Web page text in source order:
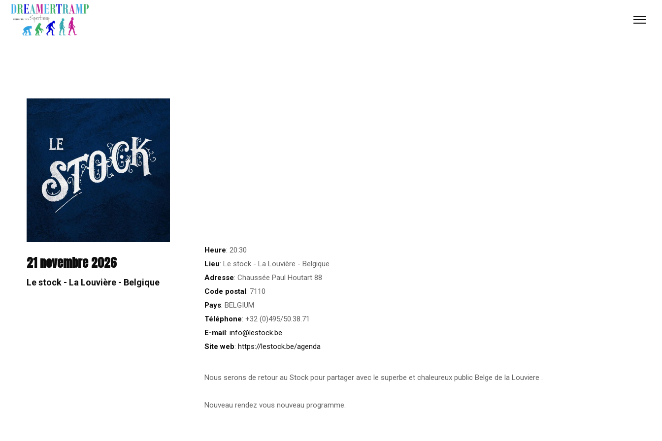
21 novembre 2026
Le stock - La Louvière - Belgique
Heure: 20:30
Lieu: Le stock - La Louvière - Belgique
Adresse: Chaussée Paul Houtart 88
Code postal: 7110
Pays: BELGIUM
Téléphone: +32 (0)495/50.38.71
E-mail:info@lestock.be
Site web:https://lestock.be/agenda
Nous serons de retour au Stock pour partager avec le superbe et chaleureux public Belge de la Louviere .
Nouveau rendez vous nouveau programme.